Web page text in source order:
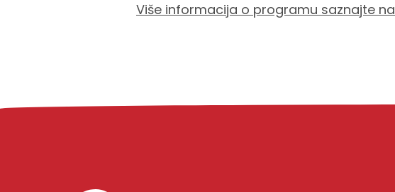
Više informacija o programu saznajte na